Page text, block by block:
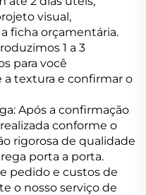
visual,
ficha orçamentária.
1 a 3
para você
textura e confirmar o
Após a confirmação
conforme o
rigorosa de qualidade
porta a porta.
pedido e custos de
o nosso serviço de